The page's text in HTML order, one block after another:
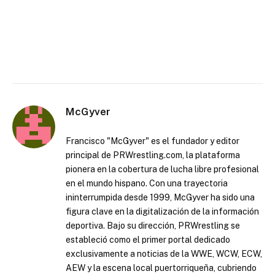
McGyver
Francisco "McGyver" es el fundador y editor
principal de PRWrestling.com, la plataforma
pionera en la cobertura de lucha libre profesional
en el mundo hispano. Con una trayectoria
ininterrumpida desde 1999, McGyver ha sido una
figura clave en la digitalización de la información
deportiva. Bajo su dirección, PRWrestling se
estableció como el primer portal dedicado
exclusivamente a noticias de la WWE, WCW, ECW,
AEW y la escena local puertorriqueña, cubriendo